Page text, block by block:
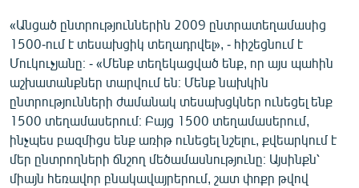
«Անցած ընտրություններին 2009 ընտրատեղամասից
1500-ում է տեսախցիկ տեղադրվել», - հիշեցնում է
Մուկուչյանը։ - «Մենք տեղեկացված ենք, որ այս պահին
աշխատանքներ տարվում են։ Մենք նախկին
ընտրությունների ժամանակ տեսախցկներ ունեցել ենք
1500 տեղամասերում։ Բայց 1500 տեղամասերում,
ինչպես բազմիցս ենք առիթ ունեցել նշելու, քվեարկում է
մեր ընտրողների ճնշող մեծամասնությունը։ Այսինքն՝
միայն հեռավոր բնակավայրերում, շատ փոքր թվով